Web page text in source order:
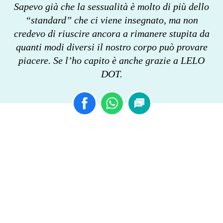
Sapevo già che la sessualità è molto di più dello
“standard” che ci viene insegnato, ma non
credevo di riuscire ancora a rimanere stupita da
quanti modi diversi il nostro corpo può provare
piacere. Se l’ho capito è anche grazie a LELO
DOT.